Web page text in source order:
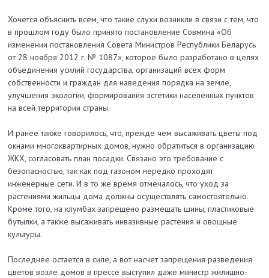
Хочется объяснить всем, что такие слухи возникли в связи с тем, что
в прошлом году было принято постановление Совмина «Об
изменении постановления Совета Министров Республики Беларусь
от 28 ноября 2012 г. № 1087», которое было разработано в целях
объединения усилий государства, организаций всех форм
собственности и граждан для наведения порядка на земле,
улучшения экологии, формирования эстетики населенных пунктов
на всей территории страны.
И ранее также говорилось, что, прежде чем высаживать цветы под
окнами многоквартирных домов, нужно обратиться в организацию
ЖКХ, согласовать план посадки. Связано это требование с
безопасностью, так как под газоном нередко проходят
инженерные сети. И в то же время отмечалось, что уход за
растениями жильцы дома должны осуществлять самостоятельно.
Кроме того, на клумбах запрещено размещать шины, пластиковые
бутылки, а также высаживать инвазивные растения и овощные
культуры.
Последнее остается в силе, а вот насчет запрещения разведения
цветов возле домов в прессе выступил даже министр жилищно-